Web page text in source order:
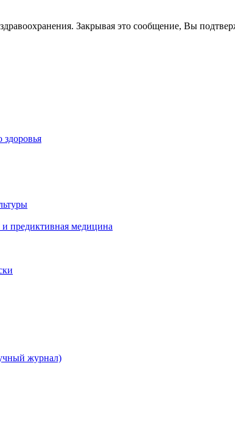
Закрывая это сообщение, Вы
предиктивная медицина
журнал)